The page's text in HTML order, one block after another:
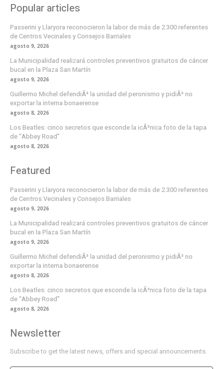
Popular articles
Passerini y Llaryora reconocieron la labor de más de 2.300 referentes
de Centros Vecinales y Consejos Barriales
agosto 9, 2026
La Municipalidad realizará controles preventivos gratuitos de cáncer
bucal en la Plaza San Martín
agosto 9, 2026
Guillermo Michel defendiÃ³ la unidad del peronismo y pidiÃ³ no
exportar la interna bonaerense
agosto 8, 2026
Los Beatles: cinco secretos que esconde la icÃ³nica foto de la tapa
de “Abbey Road”
agosto 8, 2026
Featured
Passerini y Llaryora reconocieron la labor de más de 2.300 referentes
de Centros Vecinales y Consejos Barriales
agosto 9, 2026
La Municipalidad realizará controles preventivos gratuitos de cáncer
bucal en la Plaza San Martín
agosto 9, 2026
Guillermo Michel defendiÃ³ la unidad del peronismo y pidiÃ³ no
exportar la interna bonaerense
agosto 8, 2026
Los Beatles: cinco secretos que esconde la icÃ³nica foto de la tapa
de “Abbey Road”
agosto 8, 2026
Newsletter
Subscribe to get the latest news, offers and special announcements.